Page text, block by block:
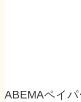
ABEMAペイ